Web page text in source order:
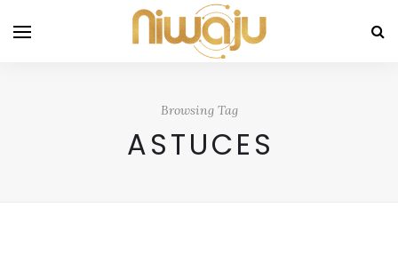
Browsing Tag
ASTUCES